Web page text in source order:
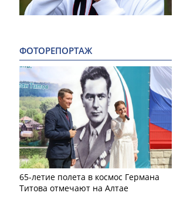
ФОТОРЕПОРТАЖ
65-летие полета в космос Германа
Титова отмечают на Алтае